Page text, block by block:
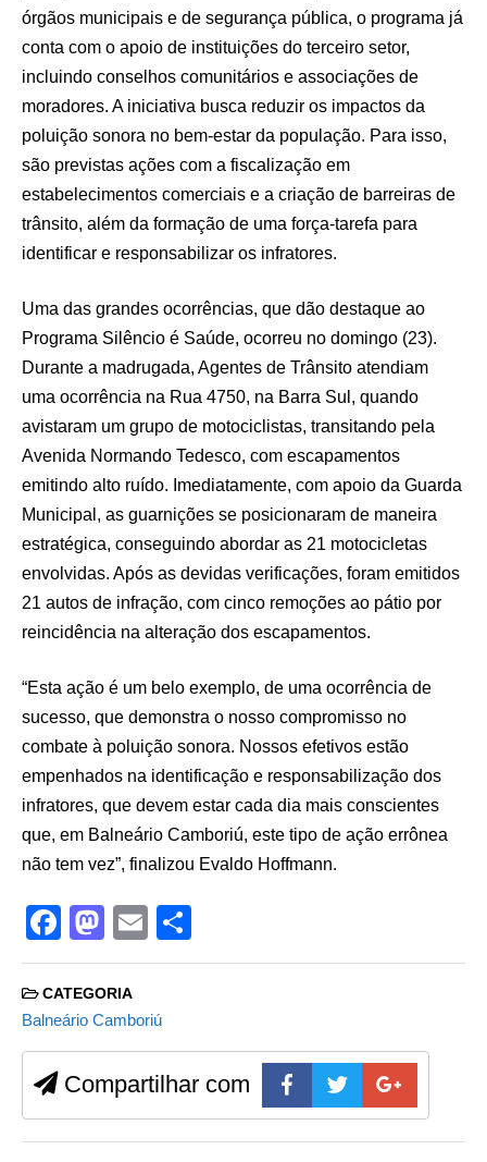
órgãos municipais e de segurança pública, o programa já
conta com o apoio de instituições do terceiro setor,
incluindo conselhos comunitários e associações de
moradores. A iniciativa busca reduzir os impactos da
poluição sonora no bem-estar da população. Para isso,
são previstas ações com a fiscalização em
estabelecimentos comerciais e a criação de barreiras de
trânsito, além da formação de uma força-tarefa para
identificar e responsabilizar os infratores.
Uma das grandes ocorrências, que dão destaque ao
Programa Silêncio é Saúde, ocorreu no domingo (23).
Durante a madrugada, Agentes de Trânsito atendiam
uma ocorrência na Rua 4750, na Barra Sul, quando
avistaram um grupo de motociclistas, transitando pela
Avenida Normando Tedesco, com escapamentos
emitindo alto ruído. Imediatamente, com apoio da Guarda
Municipal, as guarnições se posicionaram de maneira
estratégica, conseguindo abordar as 21 motocicletas
envolvidas. Após as devidas verificações, foram emitidos
21 autos de infração, com cinco remoções ao pátio por
reincidência na alteração dos escapamentos.
“Esta ação é um belo exemplo, de uma ocorrência de
sucesso, que demonstra o nosso compromisso no
combate à poluição sonora. Nossos efetivos estão
empenhados na identificação e responsabilização dos
infratores, que devem estar cada dia mais conscientes
que, em Balneário Camboriú, este tipo de ação errônea
não tem vez”, finalizou Evaldo Hoffmann.
F
a
c
e
b
o
o
M
a
st
o
d
o
n
E
m h
CATEGORIA
Balneário Camboriú
Compartilhar com